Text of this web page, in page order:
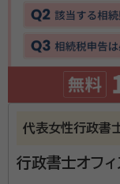
事務所口コミ（抜粋）：
account_circle 満足度 5.0
当事務所は、行
いさせて頂いて
たる場合が多く
代表女性行政書
行政書士オフィ